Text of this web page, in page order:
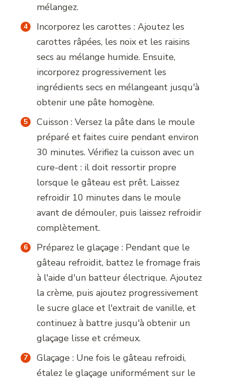
mélangez.
Incorporez les carottes : Ajoutez les
carottes râpées, les noix et les raisins
secs au mélange humide. Ensuite,
incorporez progressivement les
ingrédients secs en mélangeant jusqu'à
obtenir une pâte homogène.
Cuisson : Versez la pâte dans le moule
préparé et faites cuire pendant environ
30 minutes. Vérifiez la cuisson avec un
cure-dent : il doit ressortir propre
lorsque le gâteau est prêt. Laissez
refroidir 10 minutes dans le moule
avant de démouler, puis laissez refroidir
complètement.
Préparez le glaçage : Pendant que le
gâteau refroidit, battez le fromage frais
à l'aide d'un batteur électrique. Ajoutez
la crème, puis ajoutez progressivement
le sucre glace et l'extrait de vanille, et
continuez à battre jusqu'à obtenir un
glaçage lisse et crémeux.
Glaçage : Une fois le gâteau refroidi,
étalez le glaçage uniformément sur le